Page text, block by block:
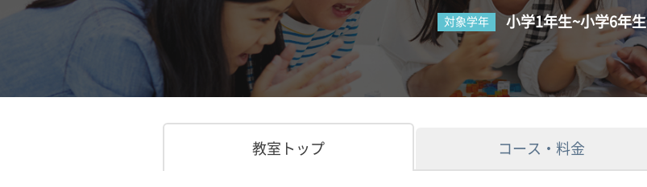
対象学年 小学1年生~小学6年生
教室トップ コース・料金